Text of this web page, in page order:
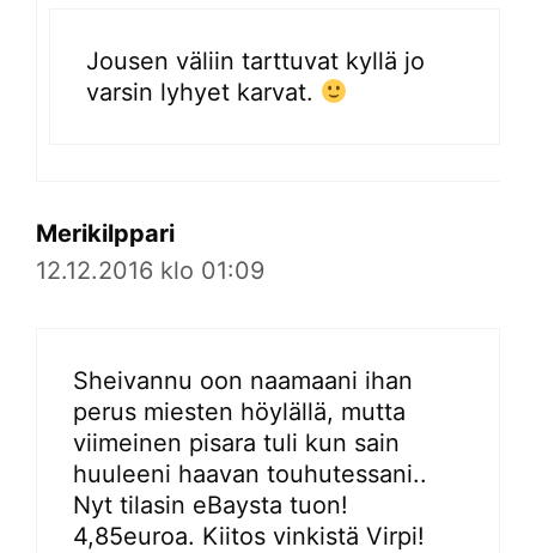
Jousen väliin tarttuvat kyllä jo
varsin lyhyet karvat.
Merikilppari
12.12.2016 klo 01:09
Sheivannu oon naamaani ihan
perus miesten höylällä, mutta
viimeinen pisara tuli kun sain
huuleeni haavan touhutessani..
Nyt tilasin eBaysta tuon!
4,85euroa. Kiitos vinkistä Virpi!